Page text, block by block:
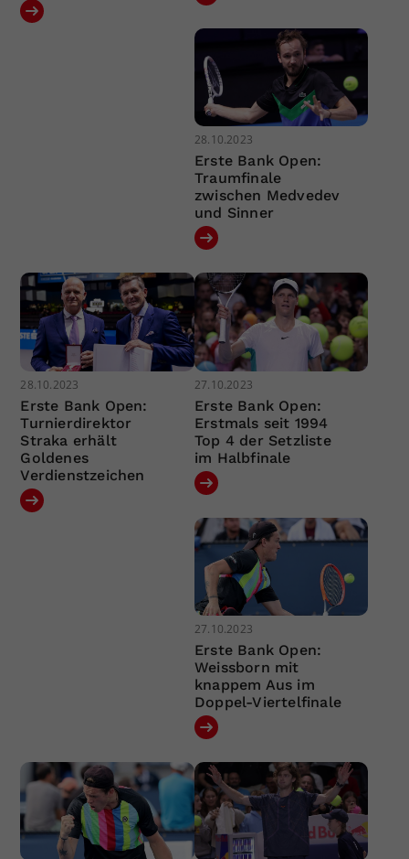
28.10.2023
Erste Bank Open:
Traumfinale
zwischen Medvedev
und Sinner
28.10.2023
Erste Bank Open:
Turnierdirektor
Straka erhält
Goldenes
Verdienstzeichen
27.10.2023
Erste Bank Open:
Erstmals seit 1994
Top 4 der Setzliste
im Halbfinale
27.10.2023
Erste Bank Open:
Weissborn mit
knappem Aus im
Doppel-Viertelfinale